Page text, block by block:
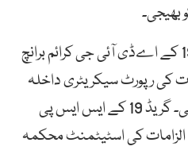
اجلاس کو بتایا گیا کہ گریڈ 19 کے اےڈی آئی جی کرائم برانچ
کی رپورٹ سیکریٹری داخلہ
کو جولائی 2019 کو بھیجی گئی۔ گریڈ 19 کے ایس ایس پی
کی اسٹیٹمنٹ محکمہ